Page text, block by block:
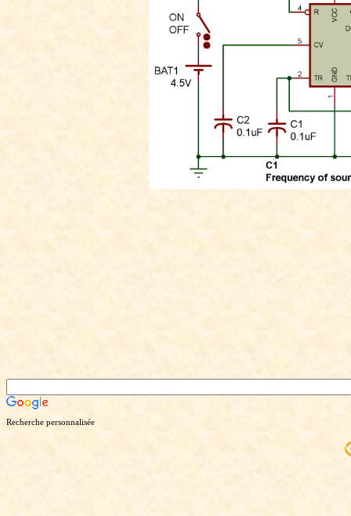
Recherche personnalisée